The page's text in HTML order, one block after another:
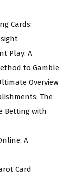
Cards:
Play: A
to Gamble
Overview
The
Betting with
A
Card